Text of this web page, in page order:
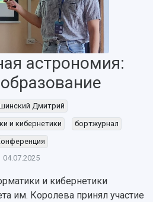
университет?
деятельность
направления
научные коллективы
советы
совет
астрономия:
Дмитрий
и кибернетики
бортжурнал
04.07.2025
и кибернетики
им. Королева принял участие